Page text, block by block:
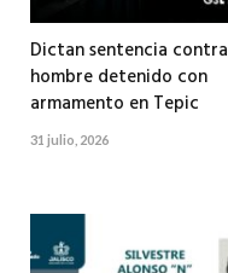
Dictan sentencia contra
hombre detenido con
armamento en Tepic
31 julio, 2026